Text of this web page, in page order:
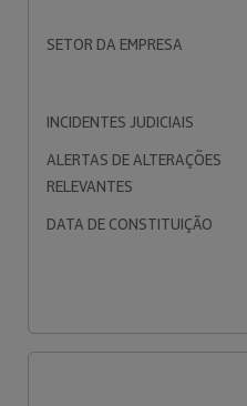
SETOR DA EMPRESA
INCIDENTES JUDICIAIS
ALERTAS DE ALTERAÇÕES
RELEVANTES
DATA DE CONSTITUIÇÃO